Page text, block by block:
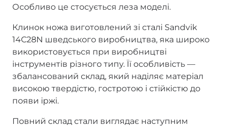
Особливо це стосується леза моделі.
Клинок ножа виготовлений зі сталі Sandvik
14C28N шведського виробництва, яка широко
використовується при виробництві
інструментів різного типу. Її особливість —
збалансований склад, який наділяє матеріал
високою твердістю, гостротою і стійкістю до
появи іржі.
Повний склад стали виглядає наступним